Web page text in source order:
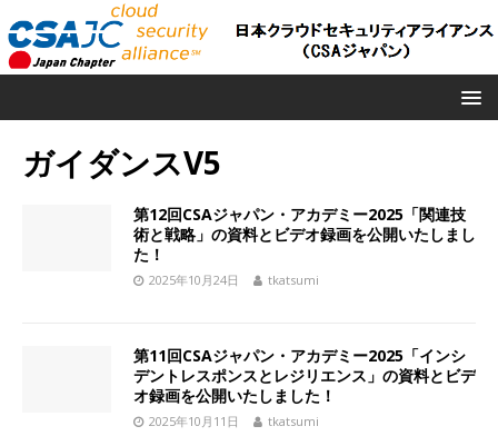
ガイダンスV5
第12回CSAジャパン・アカデミー2025「関連技
術と戦略」の資料とビデオ録画を公開いたしまし
た！
2025年10月24日 tkatsumi
第11回CSAジャパン・アカデミー2025「インシ
デントレスポンスとレジリエンス」の資料とビデ
オ録画を公開いたしました！
2025年10月11日 tkatsumi